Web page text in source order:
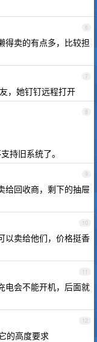
6
得卖的有点多，比较担
7
，她钉钉远程打开
8
持旧系统了。
9
给回收商，剩下的抽屉
10
以卖给他们，价格挺香
11
电会不能开机，后面就
12
的高度要求